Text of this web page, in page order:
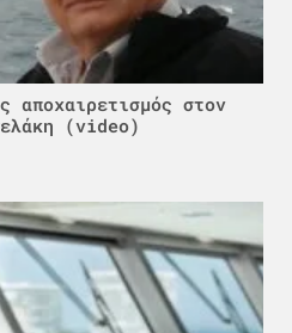
αποχαιρετισμός στον
(video)